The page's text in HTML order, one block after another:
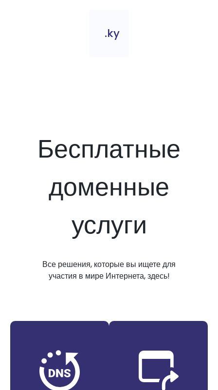
.ky
Бесплатные
доменные
услуги
Все решения, которые вы ищете для
участия в мире Интернета, здесь!